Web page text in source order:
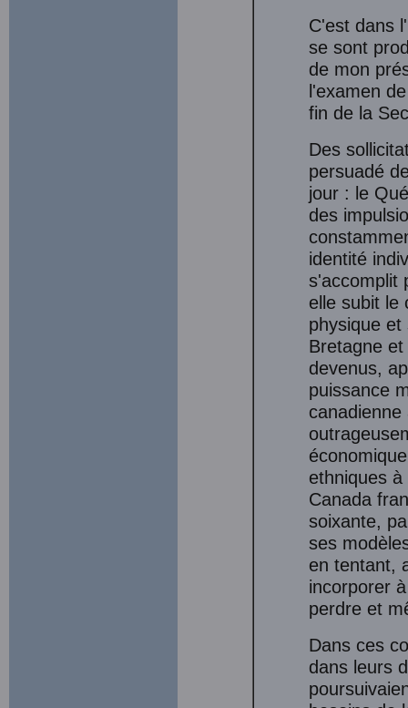
C'est dans
se sont
de mon
l'examen
fin de la
Des
persuadé
jour : le
des
identité
s'accomplit
elle subit le
physique
Bretagne
devenus,
puissance
ethniques
Canada
soixante,
ses
en tentant,
incorporer
perdre et
Dans ces
dans leurs